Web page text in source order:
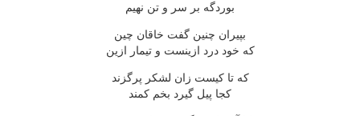
بوردگه بر سر و تن نهیم
بپیران چنین گفت خاقان چین
که خود درد ازینست و تیمار ازین
که تا کیست زان لشکر پرگزند
کجا پیل گیرد بخم کمند